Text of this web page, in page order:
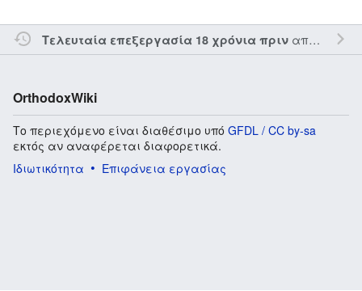
Τελευταία επεξεργασία 18 χρόνια πριναπό τον την
OrthodoxWiki
Το περιεχόμενο είναι διαθέσιμο υπό GFDL / CC by-sa
εκτός αν αναφέρεται διαφορετικά.
Ιδιωτικότητα
Επιφάνεια εργασίας